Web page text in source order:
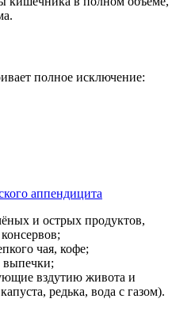
полное исключение:
аппендицита
и острых продуктов,
чая, кофе;
выпечки;
вздутию живота и
редька, вода с газом).